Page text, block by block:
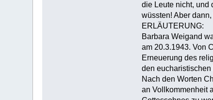
die Leute nicht, und
wüssten! Aber
ERLÄUTERUNG:
Barbara Weigand
am 20.3.1943. Von
Erneuerung des
den
Nach den Worten
an Vollkommenheit